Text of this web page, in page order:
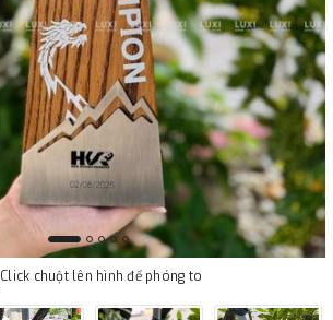
Click chuột lên hình để phóng to